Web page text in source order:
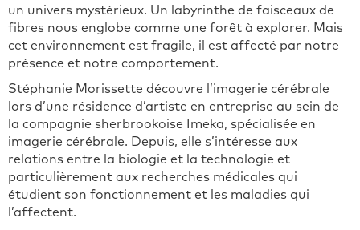
un univers mystérieux. Un labyrinthe de faisceaux de
fibres nous englobe comme une forêt à explorer. Mais
cet environnement est fragile, il est affecté par notre
présence et notre comportement.
Stéphanie Morissette découvre l’imagerie cérébrale
lors d’une résidence d’artiste en entreprise au sein de
la compagnie sherbrookoise Imeka, spécialisée en
imagerie cérébrale. Depuis, elle s’intéresse aux
relations entre la biologie et la technologie et
particulièrement aux recherches médicales qui
étudient son fonctionnement et les maladies qui
l’affectent.